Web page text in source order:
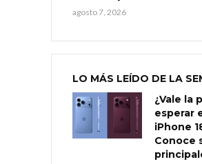
agosto 7, 2026
LO MÁS LEÍDO DE LA
¿Vale la
esperar
iPhone
Conoce